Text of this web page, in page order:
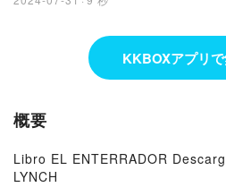
KKBOXアプリ
概要
Libro EL ENTERRADOR
LYNCH